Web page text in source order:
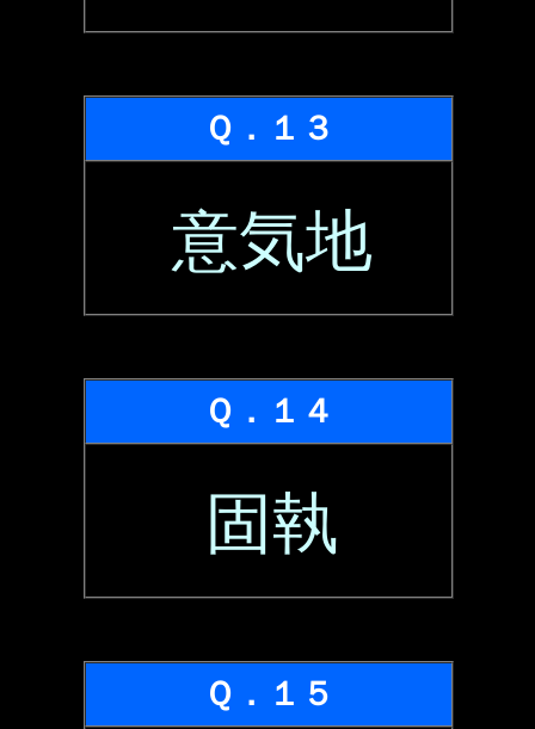
Ｑ．１３
意気地
Ｑ．１４
固執
Ｑ．１５